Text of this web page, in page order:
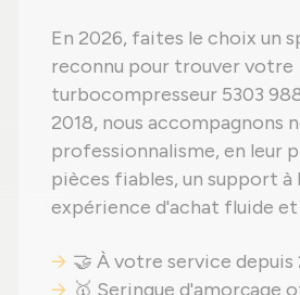
En 2026, faites le choix un
reconnu pour trouver votre
turbocompresseur 5303
2018, nous accompagnons
professionnalisme, en leur
pièces fiables, un support à
expérience d'achat fluide et
🤝 À votre service depuis
🥇 Seringue d'amorçage